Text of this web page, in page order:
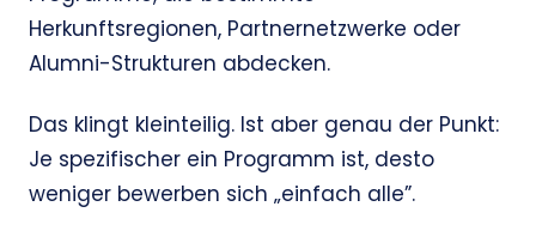
Herkunftsregionen, Partnernetzwerke oder
Alumni-Strukturen abdecken.
Das klingt kleinteilig. Ist aber genau der Punkt:
Je spezifischer ein Programm ist, desto
weniger bewerben sich „einfach alle”.